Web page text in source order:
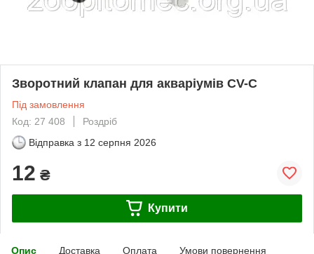
Зворотний клапан для акваріумів CV-C
Під замовлення
Код: 27 408
Роздріб
Відправка з 12 серпня 2026
12 ₴
Купити
Опис Доставка Оплата Умови повернення